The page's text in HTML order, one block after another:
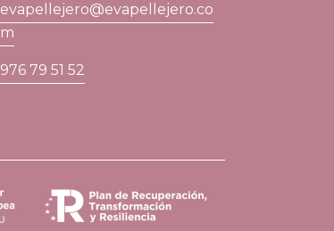
evapellejero@evapellejero.co
m
976 79 51 52